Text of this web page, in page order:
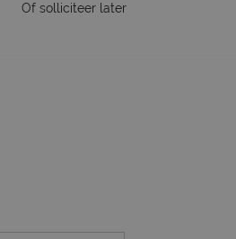
Of solliciteer later